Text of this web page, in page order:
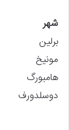
شهر
برلین
مونیخ
هامبورگ
دوسلدورف